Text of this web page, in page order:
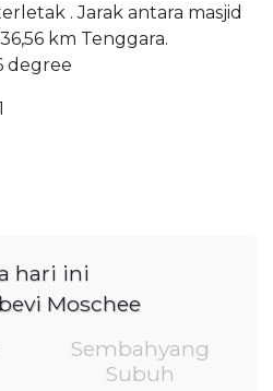
. Jarak antara masjid
km Tenggara.
degree
hari ini
Moschee
Sembahyang
Subuh